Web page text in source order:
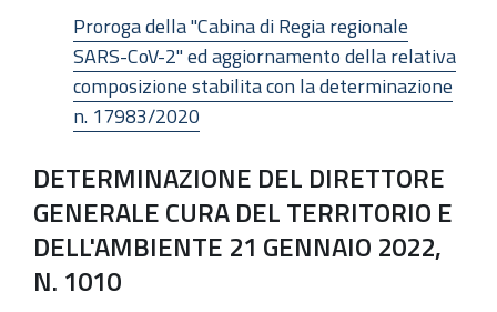
Proroga della "Cabina di Regia regionale
SARS-CoV-2" ed aggiornamento della relativa
composizione stabilita con la determinazione
n. 17983/2020
DETERMINAZIONE DEL DIRETTORE
GENERALE CURA DEL TERRITORIO E
DELL'AMBIENTE 21 GENNAIO 2022,
N. 1010